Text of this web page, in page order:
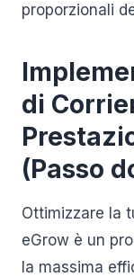
proporzionali
di
(Passo
Ottimizzare la
eGrow è un
la massima